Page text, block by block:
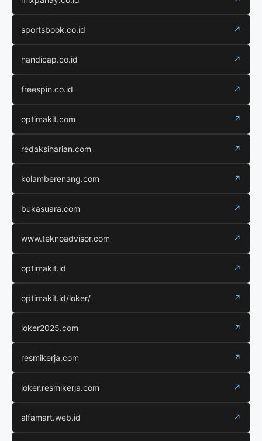
sportsbook.co.id ↗
handicap.co.id ↗
freespin.co.id ↗
optimakit.com ↗
redaksiharian.com ↗
kolamberenang.com ↗
bukasuara.com ↗
www.teknoadvisor.com ↗
optimakit.id ↗
optimakit.id/loker/ ↗
loker2025.com ↗
resmikerja.com ↗
loker.resmikerja.com ↗
alfamart.web.id ↗